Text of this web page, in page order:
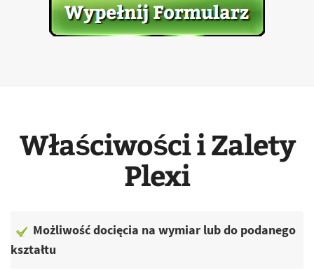
Właściwości i Zalety
Plexi
Możliwość docięcia na wymiar lub do podanego
kształtu